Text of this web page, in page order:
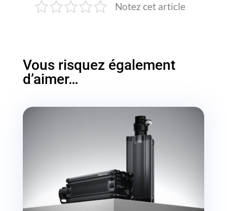
Notez cet article
Vous risquez également
d’aimer…